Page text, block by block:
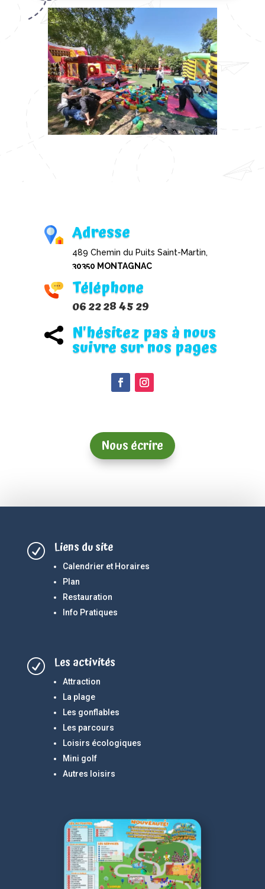
Adresse
489 Chemin du Puits Saint-Martin,
30350 MONTAGNAC
Téléphone
06 22 28 45 29
 N'hésitez pas à nous
suivre sur nos pages
Nous écrire
R Liens du site
Calendrier et Horaires
Plan
Restauration
Info Pratiques
R Les activités
Attraction
La plage
Les gonflables
Les parcours
Loisirs écologiques
Mini golf
Autres loisirs